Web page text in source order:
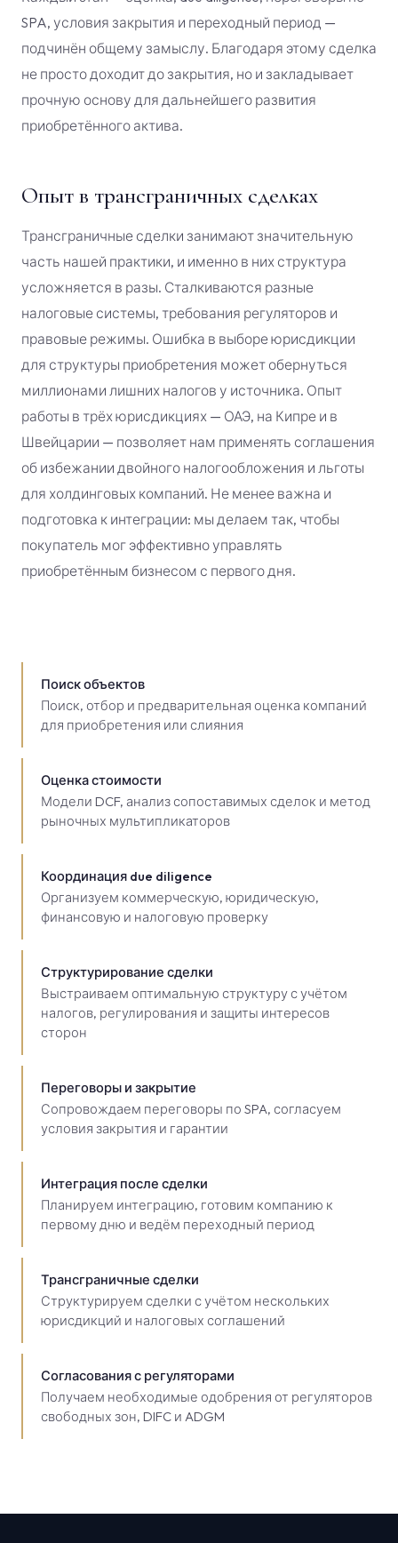
SPA, условия закрытия и переходный период —
подчинён общему замыслу. Благодаря этому сделка
не просто доходит до закрытия, но и закладывает
прочную основу для дальнейшего развития
приобретённого актива.
Опыт в трансграничных сделках
Трансграничные сделки занимают значительную
часть нашей практики, и именно в них структура
усложняется в разы. Сталкиваются разные
налоговые системы, требования регуляторов и
правовые режимы. Ошибка в выборе юрисдикции
для структуры приобретения может обернуться
миллионами лишних налогов у источника. Опыт
работы в трёх юрисдикциях — ОАЭ, на Кипре и в
Швейцарии — позволяет нам применять соглашения
об избежании двойного налогообложения и льготы
для холдинговых компаний. Не менее важна и
подготовка к интеграции: мы делаем так, чтобы
покупатель мог эффективно управлять
приобретённым бизнесом с первого дня.
Поиск объектов
Поиск, отбор и предварительная оценка компаний
для приобретения или слияния
Оценка стоимости
Модели DCF, анализ сопоставимых сделок и метод
рыночных мультипликаторов
Координация due diligence
Организуем коммерческую, юридическую,
финансовую и налоговую проверку
Структурирование сделки
Выстраиваем оптимальную структуру с учётом
налогов, регулирования и защиты интересов
сторон
Переговоры и закрытие
Сопровождаем переговоры по SPA, согласуем
условия закрытия и гарантии
Интеграция после сделки
Планируем интеграцию, готовим компанию к
первому дню и ведём переходный период
Трансграничные сделки
Структурируем сделки с учётом нескольких
юрисдикций и налоговых соглашений
Согласования с регуляторами
Получаем необходимые одобрения от регуляторов
свободных зон, DIFC и ADGM